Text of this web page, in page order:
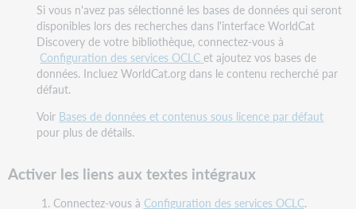
Si vous n'avez pas sélectionné les bases de données qui seront
disponibles lors des recherches dans l'interface WorldCat
Discovery de votre bibliothèque, connectez-vous à
Configuration des services OCLCet ajoutez vos bases de
données. Incluez WorldCat.org dans le contenu recherché par
défaut.
Voir Bases de données et contenus sous licence par défaut
pour plus de détails.
Activer les liens aux textes intégraux
Connectez-vous à Configuration des services OCLC.